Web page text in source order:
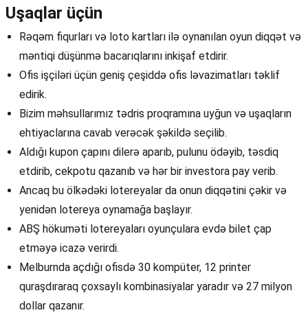
Uşaqlar üçün
Rəqəm fiqurları və loto kartları ilə oynanılan oyun diqqət və
məntiqi düşünmə bacarıqlarını inkişaf etdirir.
Ofis işçiləri üçün geniş çeşiddə ofis ləvazimatları təklif
edirik.
Bizim məhsullarımız tədris proqramına uyğun və uşaqların
ehtiyaclarına cavab verəcək şəkildə seçilib.
Aldığı kupon çapını dilerə aparıb, pulunu ödəyib, təsdiq
etdirib, cekpotu qazanıb və hər bir investora pay verib.
Ancaq bu ölkədəki lotereyalar da onun diqqətini çəkir və
yenidən lotereya oynamağa başlayır.
ABŞ hökuməti lotereyaları oyunçulara evdə bilet çap
etməyə icazə verirdi.
Melburnda açdığı ofisdə 30 kompüter, 12 printer
quraşdıraraq çoxsaylı kombinasiyalar yaradır və 27 milyon
dollar qazanır.